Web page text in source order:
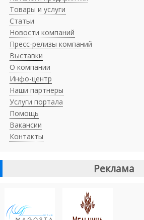
Товары и услуги
Статьи
Новости компаний
Пресс-релизы компаний
Выставки
О компании
Инфо-центр
Наши партнеры
Услуги портала
Помощь
Вакансии
Контакты
Реклама